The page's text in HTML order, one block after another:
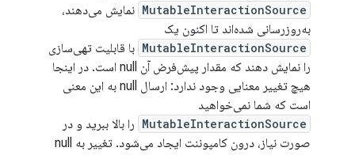
MutableInteractionSource نمایش می‌دهند،
به‌روزرسانی شده‌اند تا اکنون یک
MutableInteractionSource با قابلیت تهی‌سازی
را نمایش دهند که مقدار پیش‌فرض آن null است. در اینجا
هیچ تغییر معنایی وجود ندارد: ارسال null به این معنی
است که شما نمی‌خواهید
MutableInteractionSource را بالا ببرید و در
صورت نیاز، درون کامپوننت ایجاد می‌شود. تغییر به null